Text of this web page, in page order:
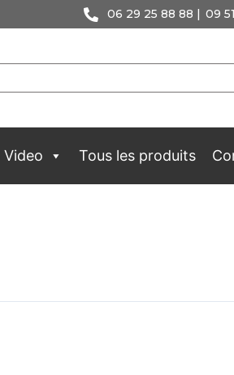
06 29 25 88 88 | 09
Tous les produits